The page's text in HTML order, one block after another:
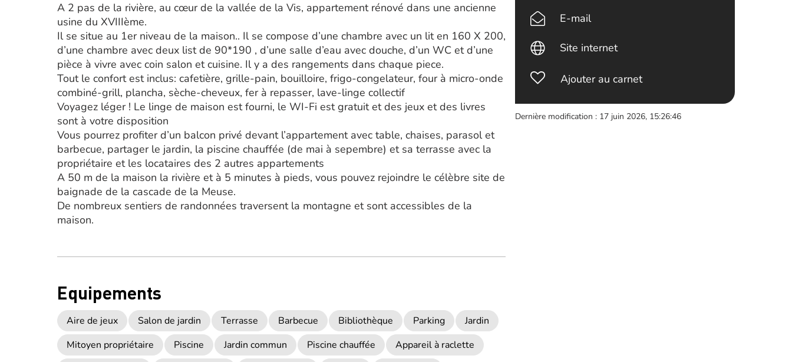
A 2 pas de la rivière, au cœur de la vallée de la Vis, appartement rénové dans une ancienne
usine du XVIIIème.
Il se situe au 1er niveau de la maison.. Il se compose d’une chambre avec un lit en 160 X 200,
d’une chambre avec deux list de 90*190 , d’une salle d’eau avec douche, d’un WC et d’une
pièce à vivre avec coin salon et cuisine. Il y a des rangements dans chaque piece.
Tout le confort est inclus: cafetière, grille-pain, bouilloire, frigo-congelateur, four à micro-onde
combiné-grill, plancha, sèche-cheveux, fer à repasser, lave-linge collectif
Voyagez léger ! Le linge de maison est fourni, le WI-Fi est gratuit et des jeux et des livres
sont à votre disposition
Vous pourrez profiter d’un balcon privé devant l’appartement avec table, chaises, parasol et
barbecue, partager le jardin, la piscine chauffée (de mai à sepembre) et sa terrasse avec la
propriétaire et les locataires des 2 autres appartements
A 50 m de la maison la rivière et à 5 minutes à pieds, vous pouvez rejoindre le célèbre site de
baignade de la cascade de la Meuse.
De nombreux sentiers de randonnées traversent la montagne et sont accessibles de la
maison.
Equipements
Aire de jeux Salon de jardin Terrasse Barbecue Bibliothèque Parking
Jardin
Mitoyen propriétaire
Piscine Jardin commun Piscine chauffée
Appareil à raclette
E-mail
Site internet
Ajouter au carnet
Dernière modification : 17 juin 2026, 15:26:46